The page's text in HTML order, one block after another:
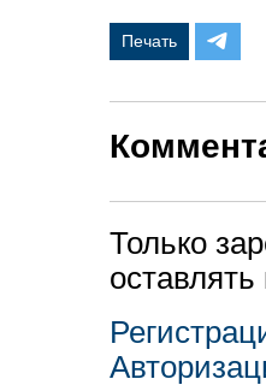
Печать
Только